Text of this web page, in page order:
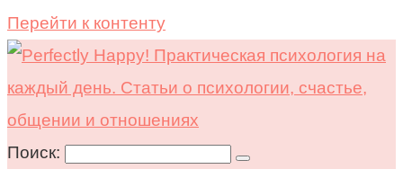
Перейти к контенту
Поиск: